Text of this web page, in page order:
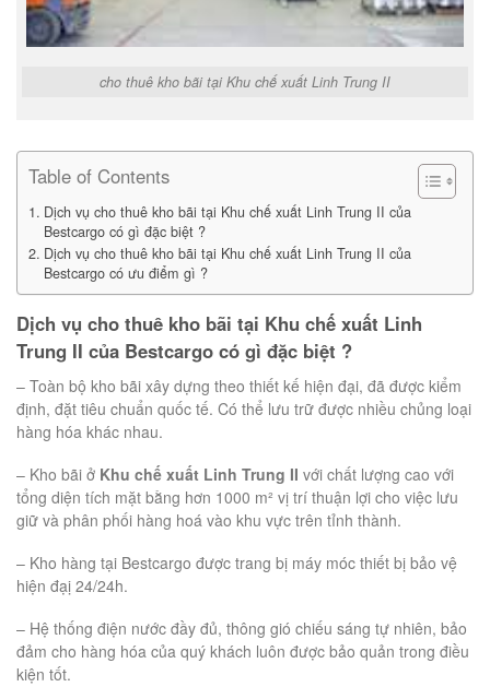
cho thuê kho bãi tại Khu chế xuất Linh Trung II
Table of Contents
Dịch vụ cho thuê kho bãi tại Khu chế xuất Linh Trung II của
Bestcargo có gì đặc biệt ?
Dịch vụ cho thuê kho bãi tại Khu chế xuất Linh Trung II của
Bestcargo có ưu điểm gì ?
Dịch vụ cho thuê kho bãi tại Khu chế xuất Linh
Trung II của Bestcargo có gì đặc biệt ?
– Toàn bộ kho bãi xây dựng theo thiết kế hiện đại, đã được kiểm
định, đặt tiêu chuẩn quốc tế. Có thể lưu trữ được nhiều chủng loại
hàng hóa khác nhau.
– Kho bãi ở Khu chế xuất Linh Trung II với chất lượng cao với
tổng diện tích mặt bằng hơn 1000 m² vị trí thuận lợi cho việc lưu
giữ và phân phối hàng hoá vào khu vực trên tỉnh thành.
– Kho hàng tại Bestcargo được trang bị máy móc thiết bị bảo vệ
hiện đạị 24/24h.
– Hệ thống điện nước đầy đủ, thông gió chiếu sáng tự nhiên, bảo
đảm cho hàng hóa của quý khách luôn được bảo quản trong điều
kiện tốt.